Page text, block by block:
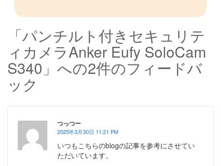
「パンチルト付きセキュリテ
ィカメラAnker Eufy SoloCam
S340」への2件のフィードバ
ック
つっつー
2025年3月30日 11:21 PM
いつもこちらのblogの記事を参考にさせてい
ただいています。